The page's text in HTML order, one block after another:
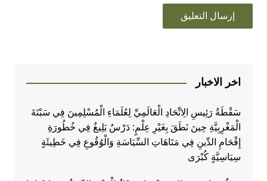
اخر الاخبار
سَقْطَةُ رَئِيسِ الِاتِّحَادِ الْعَالَمِيِّ لِعُلَمَاءِ الْمُسْلِمِينَ فِي سَبْتَةَ
الْمَغْرِبِيَّةِ حِينَ نَطَقَ بِغَيْرِ عِلْمٍ: دَرْسٌ بَلِيغٌ فِي خُطُورَةِ
إِقْحَامِ الدِّينِ فِي مَتَاهَاتِ السِّيَاسَةِ وَالْوُقُوعِ فِي خَطِيئَةٍ
سِيَاسِيَّةٍ كُبْرَى